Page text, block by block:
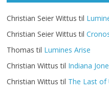
Christian Seier Wittus til
Christian Seier Wittus til
Thomas til Lumines Arise
Christian Wittus til Indiana
Christian Wittus til The Last of